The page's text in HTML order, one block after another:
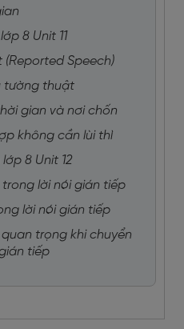
8 Unit 11
(Reported Speech)
tường thuật
gian và nơi chốn
không cần lùi thì
8 Unit 12
trong lời nói gián tiếp
lời nói gián tiếp
quan trọng khi chuyển
tiếp